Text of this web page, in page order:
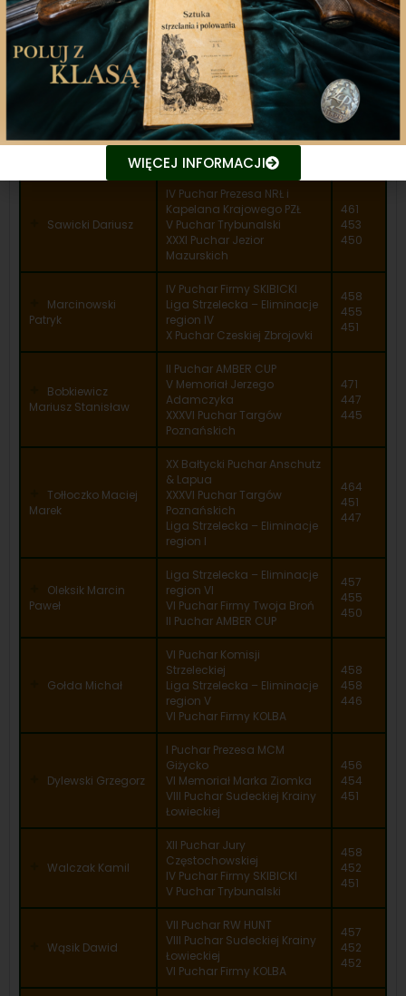
Kaczyński Maciej
XXXI Puchar Jezior
Mazurskich
VI Puchar Firmy Twoja Broń
XIV Puchar Podlasia
458
454
Tyrka Tomasz
XXVIII Tarnobrzeski Puchar
Wiosny
VI Puchar Firmy KOLBA
VII Puchar RW HUNT
462
451
Sawicki Dariusz
IV Puchar Prezesa NRŁ i
Kapelana Krajowego PZŁ
V Puchar Trybunalski
XXXI Puchar Jezior
Mazurskich
461
453
450
Marcinowski
Patryk
IV Puchar Firmy SKIBICKI
Liga Strzelecka – Eliminacje
region IV
X Puchar Czeskiej Zbrojovki
458
455
451
Bobkiewicz
Mariusz Stanisław
II Puchar AMBER CUP
V Memoriał Jerzego
Adamczyka
XXXVI Puchar Targów
Poznańskich
471
447
445
Tołłoczko Maciej
Marek
XX Bałtycki Puchar Anschutz
& Lapua
XXXVI Puchar Targów
Poznańskich
Liga Strzelecka – Eliminacje
region I
464
451
447
Oleksik Marcin
Paweł
Liga Strzelecka – Eliminacje
region VI
VI Puchar Firmy Twoja Broń
II Puchar AMBER CUP
457
455
450
Gołda Michał
VI Puchar Komisji
Strzeleckiej
Liga Strzelecka – Eliminacje
region V
VI Puchar Firmy KOLBA
458
458
446
Dylewski Grzegorz
I Puchar Prezesa MCM
Giżycko
VI Memoriał Marka Ziomka
VIII Puchar Sudeckiej Krainy
Łowieckiej
456
454
451
Walczak Kamil
XII Puchar Jury
Częstochowskiej
IV Puchar Firmy SKIBICKI
V Puchar Trybunalski
458
452
451
Wąsik Dawid
VII Puchar RW HUNT
VIII Puchar Sudeckiej Krainy
Łowieckiej
VI Puchar Firmy KOLBA
457
452
452
WIĘCEJ INFORMACJI